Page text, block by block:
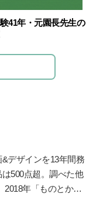
41年・元園長先生の
デザインを13年間務
500点超。調べた他
2018年「ものとかぞ
講座を行うかたわ